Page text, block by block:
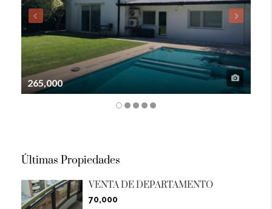
265,000
Últimas Propiedades
VENTA DE DEPARTAMENTO
70,000